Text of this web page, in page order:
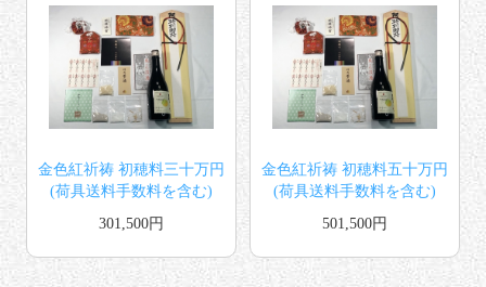
金色紅祈祷 初穂料三十万円
(荷具送料手数料を含む)
301,500円
金色紅祈祷 初穂料五十万円
(荷具送料手数料を含む)
501,500円